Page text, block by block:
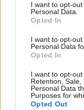
I want to opt-
Personal Data.
Opted In
I want to opt-
Personal Data
Opted In
I want to opt-out
Retention,
Personal Data
Purposes for
Opted Out
Nufilmavo, kaip
vaizdas pribloškia
V. Zalužno